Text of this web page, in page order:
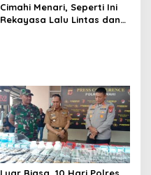
Perlintasan Kereta Api
Cimahi Menari, Seperti Ini
Rekayasa Lalu Lintas dan